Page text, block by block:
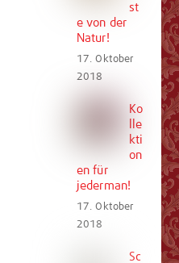
st
e von der
Natur!
17. Oktober
2018
Ko
lle
kti
on
en für
jederman!
17. Oktober
2018
Sc